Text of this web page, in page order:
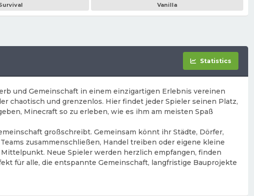
Vanilla
Statistics
und Gemeinschaft in einem einzigartigen Erlebnis vereinen
chaotisch und grenzenlos. Hier findet jeder Spieler seinen Platz,
Minecraft so zu erleben, wie es ihm am meisten Spaß
großschreibt. Gemeinsam könnt ihr Städte, Dörfer,
zusammenschließen, Handel treiben oder eigene kleine
Neue Spieler werden herzlich empfangen, finden
für alle, die entspannte Gemeinschaft, langfristige Bauprojekte